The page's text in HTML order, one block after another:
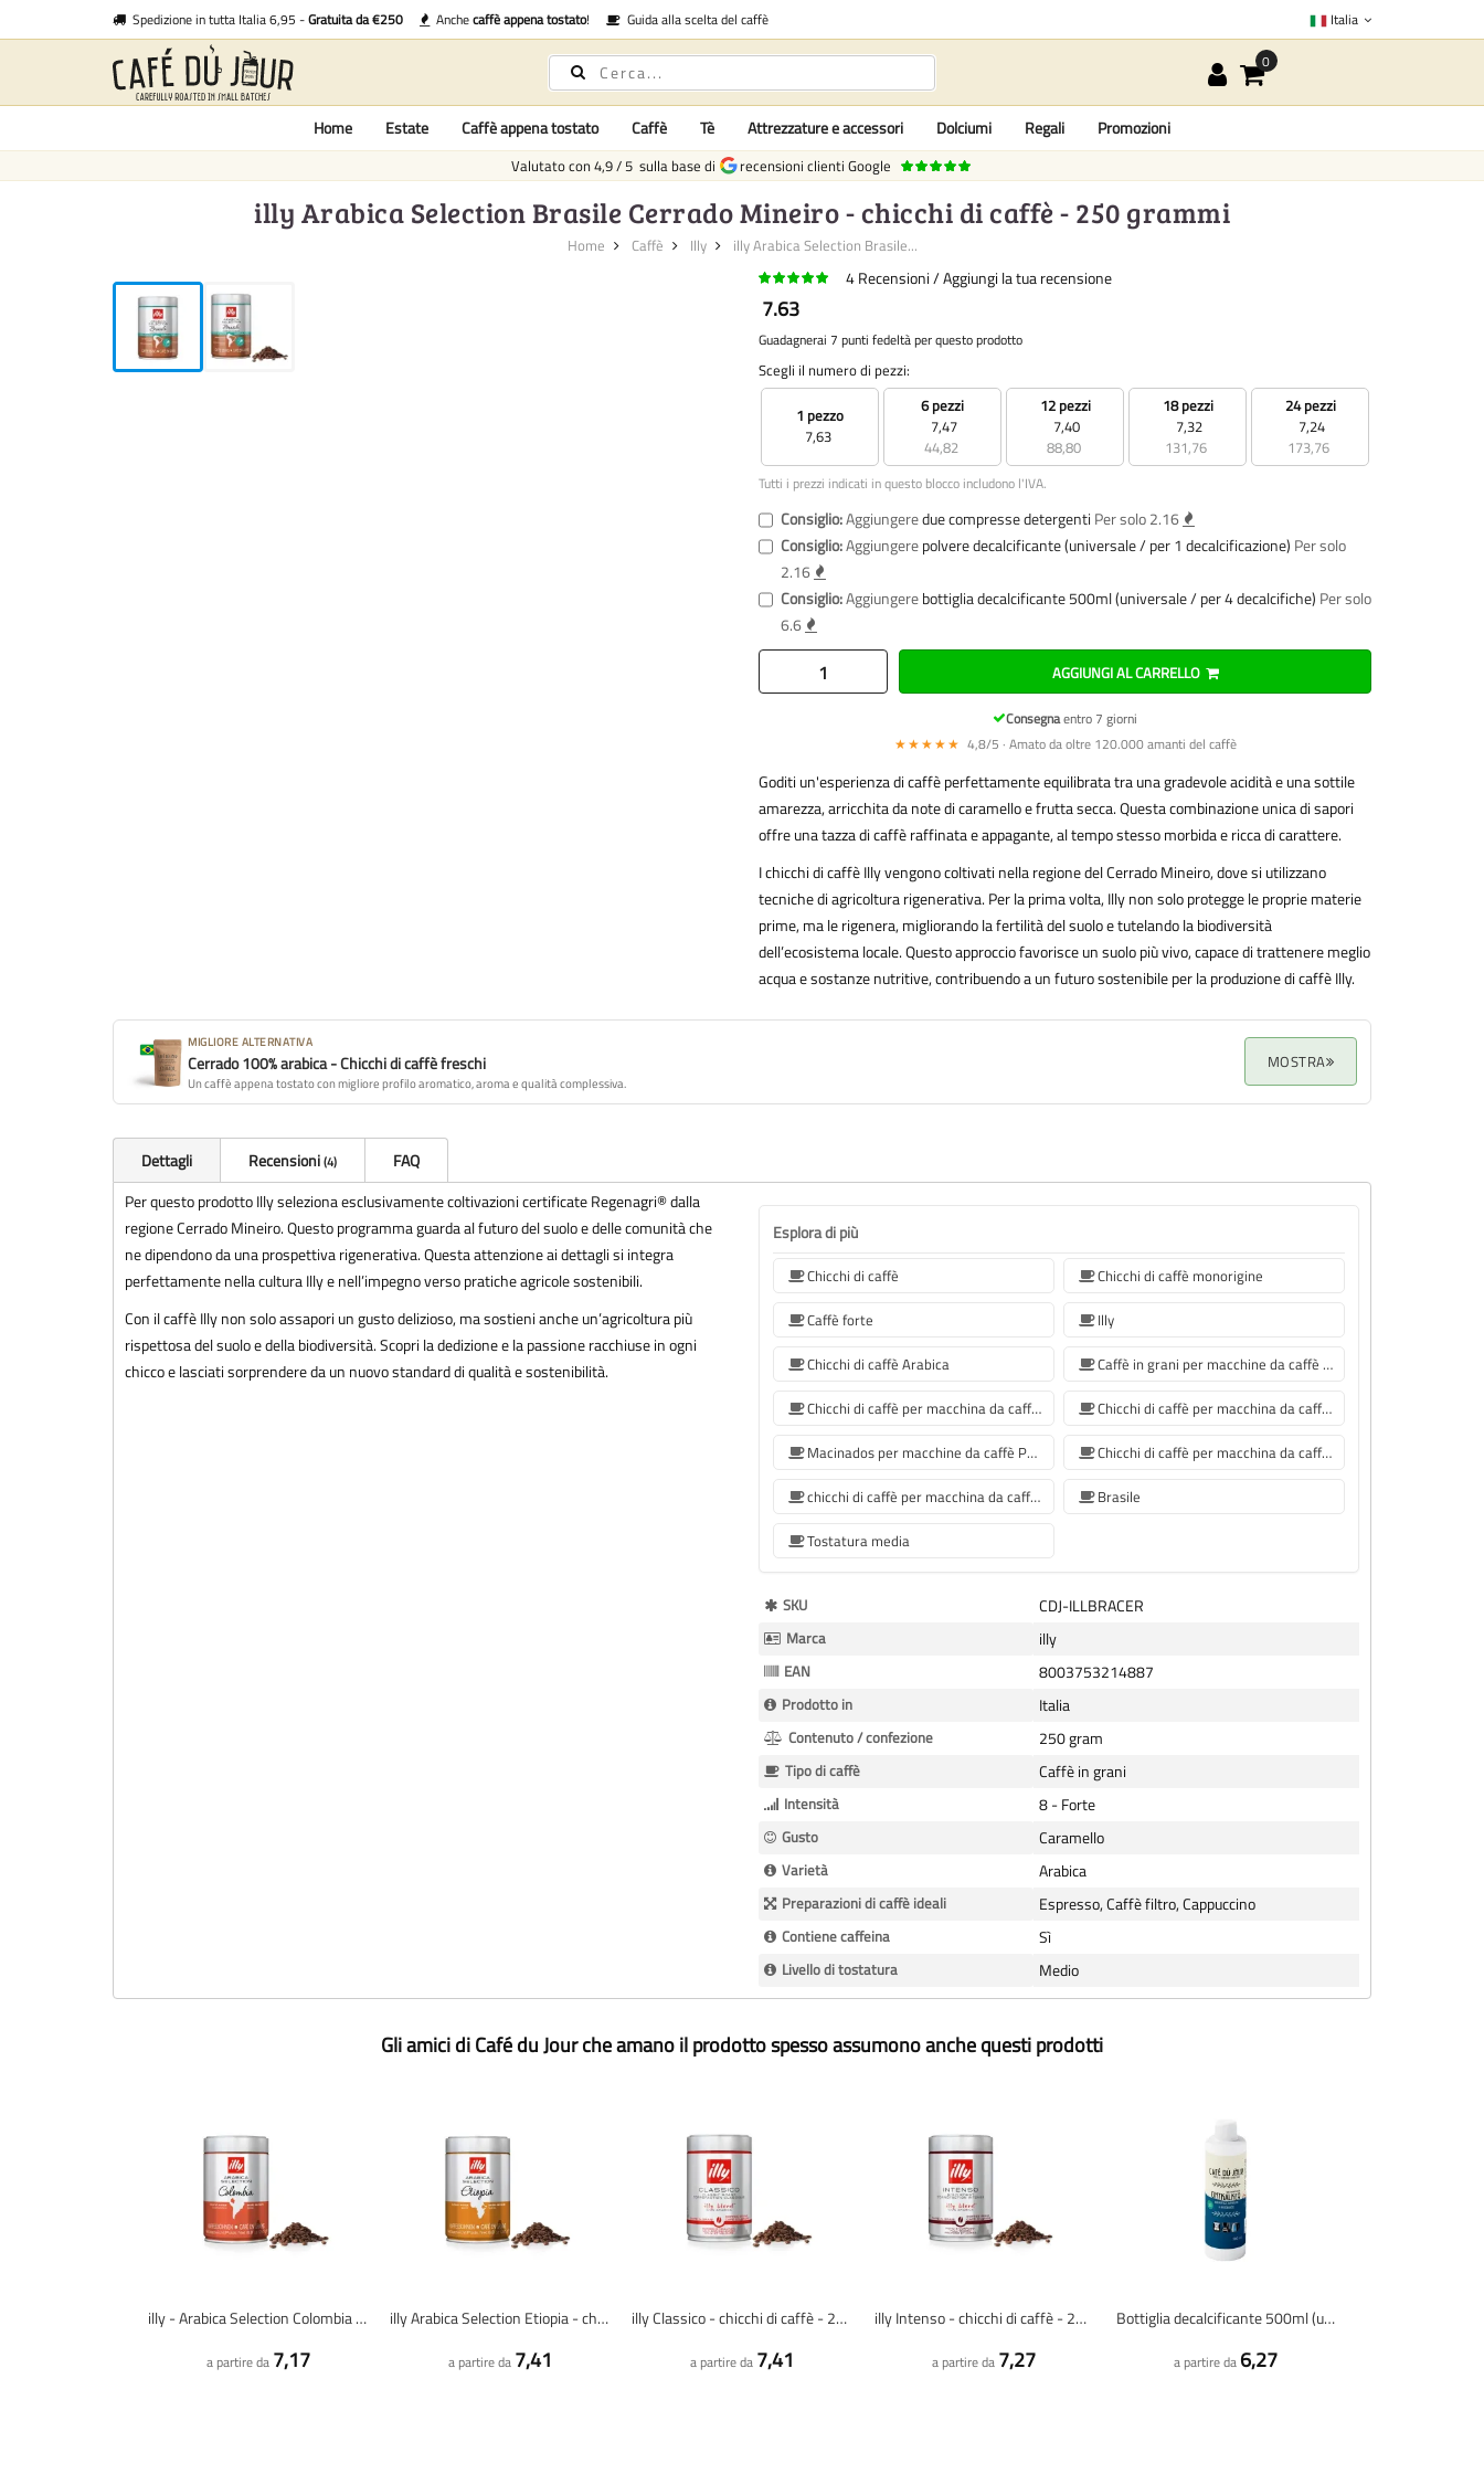
Spedizione in tutta Italia 6,95 -Gratuita da €250 Anchecaffè appena tostato! Guida alla scelta del caffè Italia
Home Estate Caffè appena tostato Caffè Tè Attrezzature e accessori Dolciumi Regali Promozioni
Valutato con4,9/5 sulla base di recensioni clienti Google
illy Arabica Selection Brasile Cerrado Mineiro - chicchi di caffè - 250 grammi
Home Caffè Illy illy Arabica Selection Brasile...
4Recensioni Aggiungi la tua recensione
7.63
Guadagnerai 7 punti fedeltà per questo prodotto
Scegli il numero di pezzi:
1 pezzo
7,63
6 pezzi
7,47
44,82
12 pezzi
7,40
88,80
18 pezzi
7,32
131,76
24 pezzi
7,24
173,76
Tutti i prezzi indicati in questo blocco includono l'IVA.
Consiglio:Aggiungeredue compresse detergenti Per solo 2.16
Consiglio:Aggiungerepolvere decalcificante (universale / per 1 decalcificazione) Per solo
2.16
Consiglio:Aggiungerebottiglia decalcificante 500ml (universale / per 4 decalcifiche) Per solo
6.6
AGGIUNGI AL CARRELLO
Consegnaentro 7 giorni
★★★★★ 4,8/5 · Amato da oltre 120.000 amanti del caffè
Goditi un'esperienza di caffè perfettamente equilibrata tra una gradevole acidità e una sottile
amarezza, arricchita da note di caramello e frutta secca. Questa combinazione unica di sapori
offre una tazza di caffè raffinata e appagante, al tempo stesso morbida e ricca di carattere.
I chicchi di caffè Illy vengono coltivati nella regione del Cerrado Mineiro, dove si utilizzano
tecniche di agricoltura rigenerativa. Per la prima volta, Illy non solo protegge le proprie materie
prime, ma le rigenera, migliorando la fertilità del suolo e tutelando la biodiversità
dell’ecosistema locale. Questo approccio favorisce un suolo più vivo, capace di trattenere meglio
acqua e sostanze nutritive, contribuendo a un futuro sostenibile per la produzione di caffè Illy.
MIGLIORE ALTERNATIVA
Cerrado 100% arabica - Chicchi di caffè freschi
Un caffè appena tostato con migliore profilo aromatico, aroma e qualità complessiva.
MOSTRA
Dettagli Recensioni 4
FAQ
Per questo prodotto Illy seleziona esclusivamente coltivazioni certificate Regenagri® dalla
regione Cerrado Mineiro. Questo programma guarda al futuro del suolo e delle comunità che
ne dipendono da una prospettiva rigenerativa. Questa attenzione ai dettagli si integra
perfettamente nella cultura Illy e nell’impegno verso pratiche agricole sostenibili.
Con il caffè Illy non solo assapori un gusto delizioso, ma sostieni anche un’agricoltura più
rispettosa del suolo e della biodiversità. Scopri la dedizione e la passione racchiuse in ogni
chicco e lasciati sorprendere da un nuovo standard di qualità e sostenibilità.
Esplora di più
Chicchi di caffè
Chicchi di caffè monorigine
Caffè forte
Illy
Chicchi di caffè Arabica
Caffè in grani per macchine da caffè Sage
Chicchi di caffè per macchina da caffè Jura
Chicchi di caffè per macchina da caffè De'Longhi
Macinados per macchine da caffè Philips
Chicchi di caffè per macchina da caffè Krups
chicchi di caffè per macchina da caffè Siemens
Brasile
Tostatura media
Maggiori
Informazioni
SKU CDJ-ILLBRACER
Marca illy
EAN 8003753214887
Prodotto in Italia
Contenuto / confezione 250 gram
Tipo di caffè Caffè in grani
Intensità 8 - Forte
Gusto Caramello
Varietà Arabica
Preparazioni di caffè ideali Espresso, Caffè filtro, Cappuccino
Contiene caffeina Sì
Livello di tostatura Medio
Gli amici di Café du Jour che amano il prodotto spesso assumono anche questi prodotti
illy - Arabica Selection Colombia - chicchi di caffè - 250 grammi
a partire da 7,17
illy Arabica Selection Etiopia - chicchi di caffè - 250 grammi
a partire da 7,41
illy Classico - chicchi di caffè - 250 grammi
a partire da 7,41
illy Intenso - chicchi di caffè - 250 grammi
a partire da 7,27
Bottiglia decalcificante 500ml (universale / per 4 decalcifiche)
a partire da 6,27